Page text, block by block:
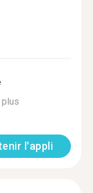
l'appli